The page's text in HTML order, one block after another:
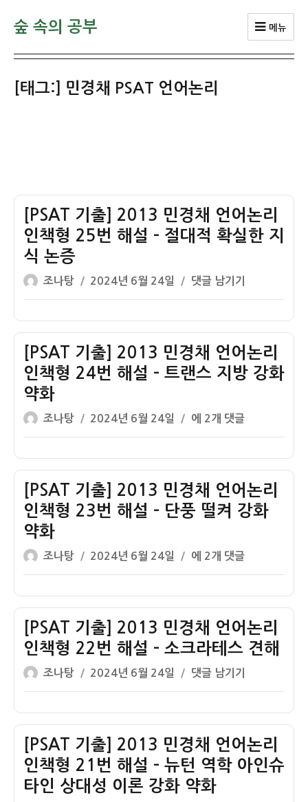
숲 속의 공부 메뉴
[태그:] 민경채 PSAT 언어논리
[PSAT 기출] 2013 민경채 언어논리
인책형 25번 해설 – 절대적 확실한 지
식 논증
글
쓴
조나탕
작
성
자
2024년 6월 24일
[PSAT
기
2013
민
경
채
어
논
인
책
형
25
해
설
절
대
적
실
한
식
논
증
댓글 남기기
[PSAT 기출] 2013 민경채 언어논리
인책형 24번 해설 – 트랜스 지방 강화
약화
글
쓴
조나탕
작
성
자
2024년 6월 24일
[PSAT
기
2013
민
경
채
어
논
인
책
형
번
해
–
트
랜
스
지
에 2개 댓글
[PSAT 기출] 2013 민경채 언어논리
인책형 23번 해설 – 단풍 떨켜 강화
약화
글
쓴
조나탕
작
성
자
2024년 6월 24일
[PSAT
기
2013
민
경
언
어
리
인
책
형
23
에 2개 댓글
[PSAT 기출] 2013 민경채 언어논리
인책형 22번 해설 – 소크라테스 견해
글
쓴
조나탕
작
성
자
2024년 6월 24일
[PSAT
기
2013
민
경
채
언
댓글 남기기
[PSAT 기출] 2013 민경채 언어논리
인책형 21번 해설 – 뉴턴 역학 아인슈
타인 상대성 이론 강화 약화